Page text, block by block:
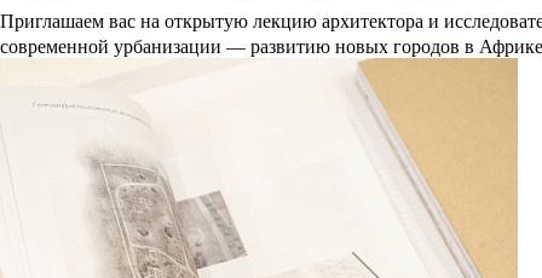
Приглашаем вас на открытую лекцию архитектора и
современной урбанизации — развитию новых городов в Африке